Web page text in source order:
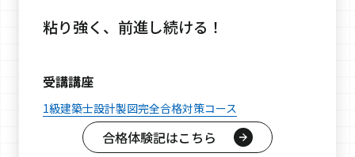
粘り強く、前進し続ける！
受講講座
1級建築士設計製図完全合格対策コース
合格体験記はこちら